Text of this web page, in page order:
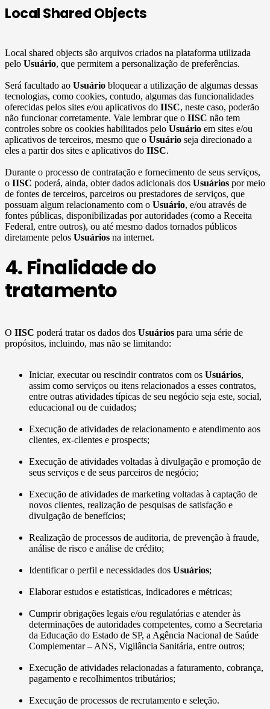
Local Shared Objects
Local shared objects são arquivos criados na plataforma utilizada
pelo Usuário, que permitem a personalização de preferências.
Será facultado ao Usuário bloquear a utilização de algumas dessas
tecnologias, como cookies, contudo, algumas das funcionalidades
oferecidas pelos sites e/ou aplicativos do IISC, neste caso, poderão
não funcionar corretamente. Vale lembrar que o IISC não tem
controles sobre os cookies habilitados pelo Usuário em sites e/ou
aplicativos de terceiros, mesmo que o Usuário seja direcionado a
eles a partir dos sites e aplicativos do IISC.
Durante o processo de contratação e fornecimento de seus serviços,
o IISC poderá, ainda, obter dados adicionais dos Usuários por meio
de fontes de terceiros, parceiros ou prestadores de serviços, que
possuam algum relacionamento com o Usuário, e/ou através de
fontes públicas, disponibilizadas por autoridades (como a Receita
Federal, entre outros), ou até mesmo dados tornados públicos
diretamente pelos Usuários na internet.
4. Finalidade do
tratamento
O IISC poderá tratar os dados dos Usuários para uma série de
propósitos, incluindo, mas não se limitando:
Iniciar, executar ou rescindir contratos com os Usuários,
assim como serviços ou itens relacionados a esses contratos,
entre outras atividades típicas de seu negócio seja este, social,
educacional ou de cuidados;
Execução de atividades de relacionamento e atendimento aos
clientes, ex-clientes e prospects;
Execução de atividades voltadas à divulgação e promoção de
seus serviços e de seus parceiros de negócio;
Execução de atividades de marketing voltadas à captação de
novos clientes, realização de pesquisas de satisfação e
divulgação de benefícios;
Realização de processos de auditoria, de prevenção à fraude,
análise de risco e análise de crédito;
Identificar o perfil e necessidades dos Usuários;
Elaborar estudos e estatísticas, indicadores e métricas;
Cumprir obrigações legais e/ou regulatórias e atender às
determinações de autoridades competentes, como a Secretaria
da Educação do Estado de SP, a Agência Nacional de Saúde
Complementar – ANS, Vigilância Sanitária, entre outros;
Execução de atividades relacionadas a faturamento, cobrança,
pagamento e recolhimentos tributários;
Execução de processos de recrutamento e seleção.